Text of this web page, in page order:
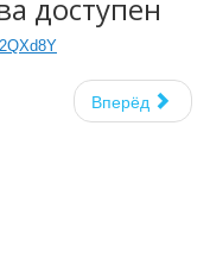
доступен
Вперёд